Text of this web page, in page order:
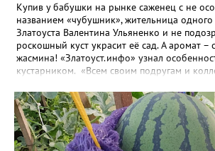
Купив у бабушки на рынке саженец с не
названием «чубушник», жительница одного
Златоуста Валентина Ульяненко и не
роскошный куст украсит её сад. А аромат –
жасмина! «Златоуст.инфо» узнал
кустарником. «Всем своим подругам и
городе всё больше, - рассказала нашему
меня растёт, на мой взгляд, самый
Моему кусту (на фото) четыре года,
Махровые цветки - диаметром шесть
июле не менее трёх недель. Oчень